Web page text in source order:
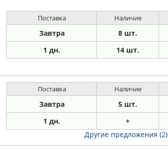
Поставка Наличие
Завтра 8 шт.
1 дн. 14 шт.
Поставка Наличие
Завтра 5 шт.
1 дн. +
Другие предложения (2)